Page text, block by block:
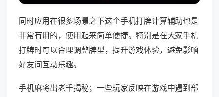
同时应用在很多场景之下这个手机打牌计算辅助也是
非常有用的，使用起来简单便捷。特别是在大家手机
打牌时可以合理调整牌型，提升游戏体验，避免影响
好友间互动乐趣。
手机麻将出老千揭秘；一些玩家反映在游戏中遇到部